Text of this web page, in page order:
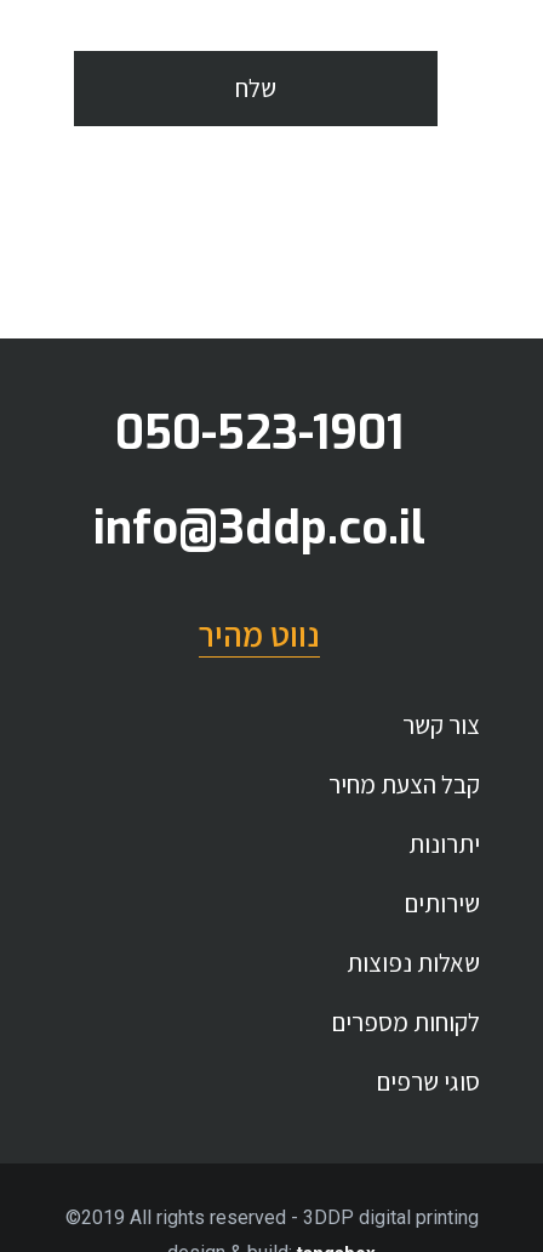
050-523-1901
info@3ddp.co.il
נווט מהיר
צור קשר
קבל הצעת מחיר
יתרונות
שירותים
שאלות נפוצות
לקוחות מספרים
סוגי שרפים
©2019 All rights reserved - 3DDP digital printing